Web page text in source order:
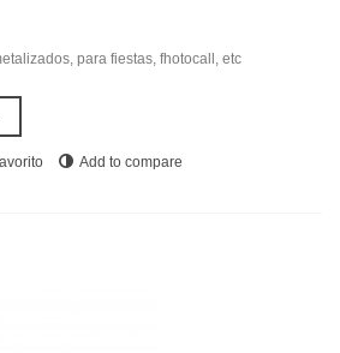
para fiestas, fhotocall, etc
Add to compare